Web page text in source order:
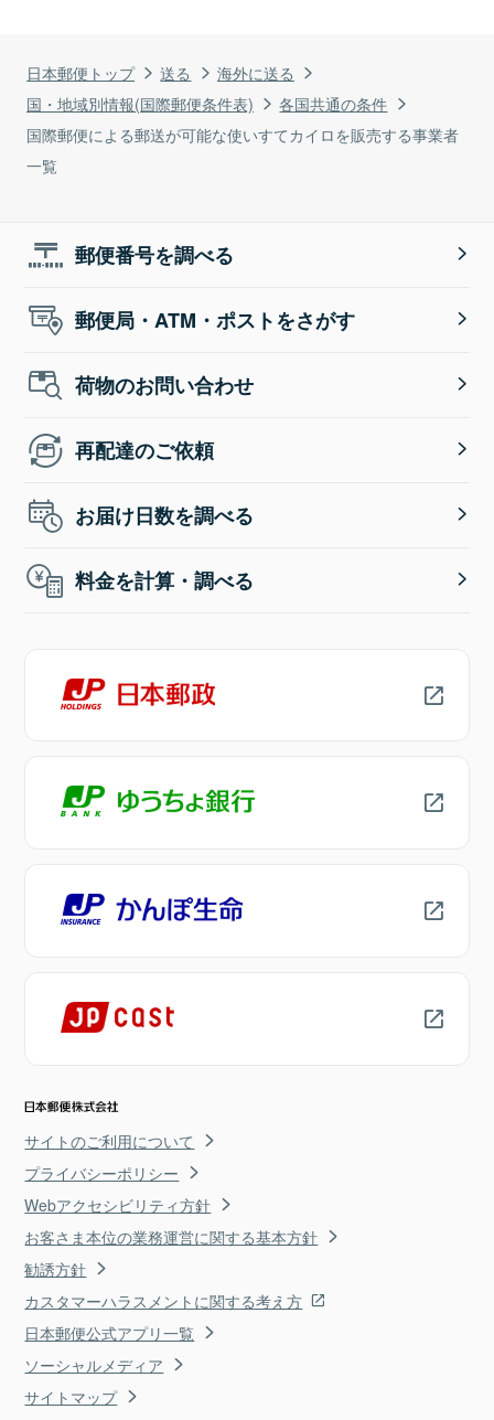
日本郵便トップ 送る
海外に送る
国・地域別情報(国際郵便条件表)
各国共通の条件
国際郵便による郵送が可能な使いすてカイロを販売する事業者
一覧
郵便番号を調べる
郵便局・ATM・ポストをさがす
荷物のお問い合わせ
再配達のご依頼
お届け日数を調べる
料金を計算・調べる
サイトのご利用について
プライバシーポリシー
Webアクセシビリティ方針
お客さま本位の業務運営に関する基本方針
勧誘方針
カスタマーハラスメントに関する考え方
日本郵便公式アプリ一覧
ソーシャルメディア
サイトマップ